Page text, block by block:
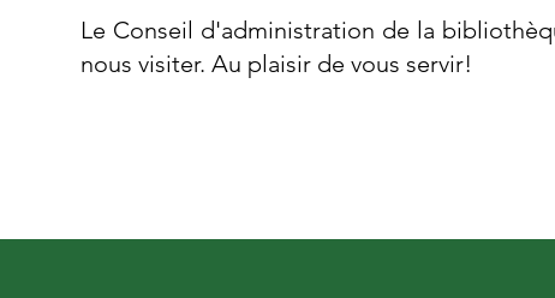
Le Conseil d'administration de la
nous visiter. Au plaisir de vous servir!